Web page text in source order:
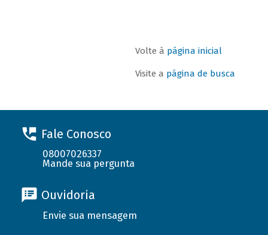
Volte à página inicial
Visite a página de busca
Fale Conosco
08007026337
Mande sua pergunta
Ouvidoria
Envie sua mensagem